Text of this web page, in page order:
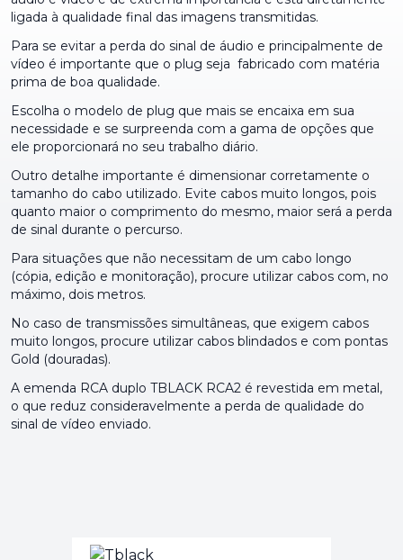
ligada à qualidade final das imagens transmitidas.
Para se evitar a perda do sinal de áudio e principalmente de
vídeo é importante que o plug seja fabricado com matéria
prima de boa qualidade.
Escolha o modelo de plug que mais se encaixa em sua
necessidade e se surpreenda com a gama de opções que
ele proporcionará no seu trabalho diário.
Outro detalhe importante é dimensionar corretamente o
tamanho do cabo utilizado. Evite cabos muito longos, pois
quanto maior o comprimento do mesmo, maior será a perda
de sinal durante o percurso.
Para situações que não necessitam de um cabo longo
(cópia, edição e monitoração), procure utilizar cabos com, no
máximo, dois metros.
No caso de transmissões simultâneas, que exigem cabos
muito longos, procure utilizar cabos blindados e com pontas
Gold (douradas).
A emenda RCA duplo TBLACK RCA2 é revestida em metal,
o que reduz consideravelmente a perda de qualidade do
sinal de vídeo enviado.